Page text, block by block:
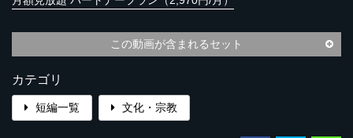
この動画が含まれるセット
カテゴリ
短編一覧 文化・宗教